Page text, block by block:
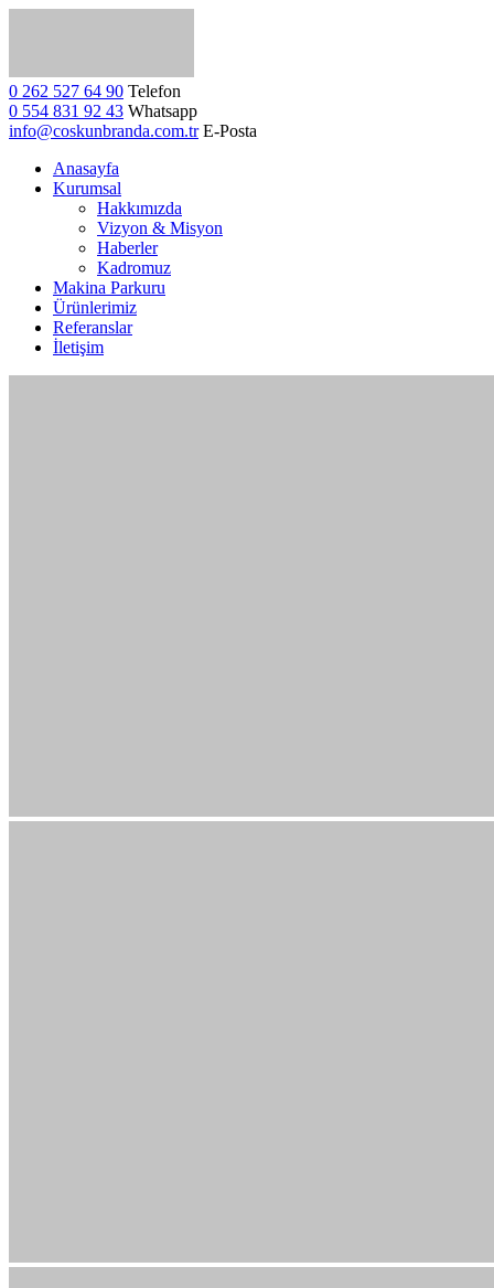
0 262 527 64 90 Telefon
0 554 831 92 43 Whatsapp
info@coskunbranda.com.tr E-Posta
Anasayfa
Kurumsal
Hakkımızda
Vizyon & Misyon
Haberler
Kadromuz
Makina Parkuru
Ürünlerimiz
Referanslar
İletişim